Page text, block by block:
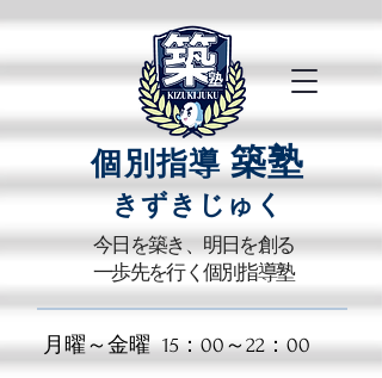
​今日を築き、明日を創る
一歩先を行く個別指導塾
月曜～金曜 15：00～22：00​
個別指導 築塾
きずきじゅく​